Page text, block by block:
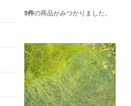
5件の商品がみつかりました。